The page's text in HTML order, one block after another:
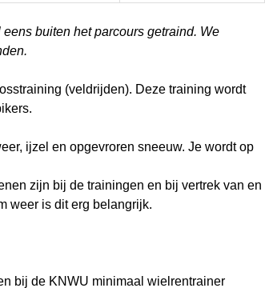
buiten het parcours getraind. We
(veldrijden). Deze training wordt
ijzel en opgevroren sneeuw. Je wordt op
zijn bij de trainingen en bij vertrek van en
weer is dit erg belangrijk.
bij de KNWU minimaal wielrentrainer